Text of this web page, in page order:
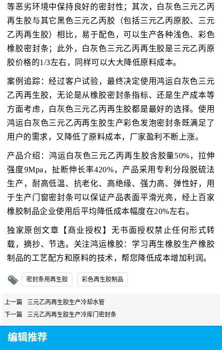
等恶劣环境中保持良好的密封性；其次，白灰色三元乙丙
再生胶与其它黑色三元乙丙胶（包括三元乙丙原胶、三元
乙丙再生胶）相比，易于配色，可以生产各种浅色、彩色
橡胶密封条；此外，白灰色三元乙丙再生胶是三元乙丙原
胶价格的1/3左右，同样可以大大降低原料成本。
案例追踪：经过客户试验，最终决定使用鸿运白灰色三元
乙丙再生胶，无论是从橡胶密封条指标、还是生产成本等
方面考虑，白灰色三元乙丙再生胶都是最好的选择。使用
鸿运白灰色三元乙丙再生胶生产彩色发泡密封条既满足了
用户的需求，又降低了原料成本，厂家盈利不断上涨。
产品介绍：鸿运白灰色三元乙丙再生胶含胶量50%，拉伸
强度9Mpa，扯断伸长率420%，产品采用专利分段脱硫法
生产，耐高低温、抗老化、高绝缘、强力高、弹性好，用
于生产门窗密封条可以保证产品表面平滑光亮，经上百家
橡胶制品企业使用后平均降低成本幅度在20%左右。
独家原创文章【商业授权】无书面授权禁止任何形式转
载，摘抄、节选。关注鸿运橡胶：学习再生橡胶生产橡胶
制品的工艺配方和原料的技术，帮您降低成本增加利润。
密封条用再生胶 彩色再生胶制品
上一篇
三元乙丙再生胶生产冷却水管
下一篇
三元乙丙再生胶生产冷库门密封条
编辑推荐